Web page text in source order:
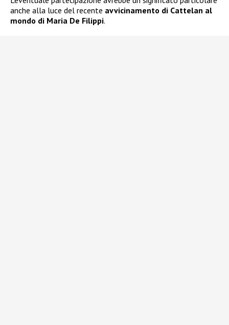
anche alla luce del recente avvicinamento di Cattelan al
mondo di Maria De Filippi.